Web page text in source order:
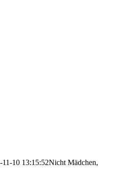
11-10 13:15:52Nicht Mädchen,